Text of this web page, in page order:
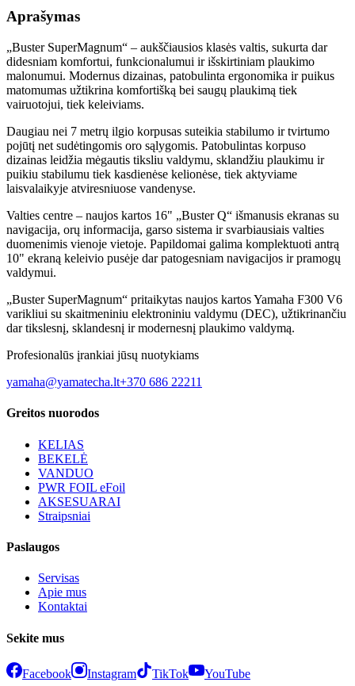
Aprašymas
„Buster SuperMagnum“ – aukščiausios klasės valtis, sukurta dar
didesniam komfortui, funkcionalumui ir išskirtiniam plaukimo
malonumui. Modernus dizainas, patobulinta ergonomika ir puikus
matomumas užtikrina komfortišką bei saugų plaukimą tiek
vairuotojui, tiek keleiviams.
Daugiau nei 7 metrų ilgio korpusas suteikia stabilumo ir tvirtumo
pojūtį net sudėtingomis oro sąlygomis. Patobulintas korpuso
dizainas leidžia mėgautis tiksliu valdymu, sklandžiu plaukimu ir
puikiu stabilumu tiek kasdienėse kelionėse, tiek aktyviame
laisvalaikyje atviresniuose vandenyse.
Valties centre – naujos kartos 16" „Buster Q“ išmanusis ekranas su
navigacija, orų informacija, garso sistema ir svarbiausiais valties
duomenimis vienoje vietoje. Papildomai galima komplektuoti antrą
10" ekraną keleivio pusėje dar patogesniam navigacijos ir pramogų
valdymui.
„Buster SuperMagnum“ pritaikytas naujos kartosYamaha F300 V6
varikliui su skaitmeniniu elektroniniu valdymu (DEC), užtikrinančiu
dar tikslesnį, sklandesnį ir modernesnį plaukimo valdymą.
Profesionalūs įrankiai jūsų nuotykiams
yamaha@yamatecha.lt+370 686 22211
Greitos nuorodos
KELIAS
BEKELĖ
VANDUO
PWR FOIL eFoil
AKSESUARAI
Straipsniai
Paslaugos
Servisas
Apie mus
Kontaktai
Sekite mus
Facebook Instagram TikTok YouTube